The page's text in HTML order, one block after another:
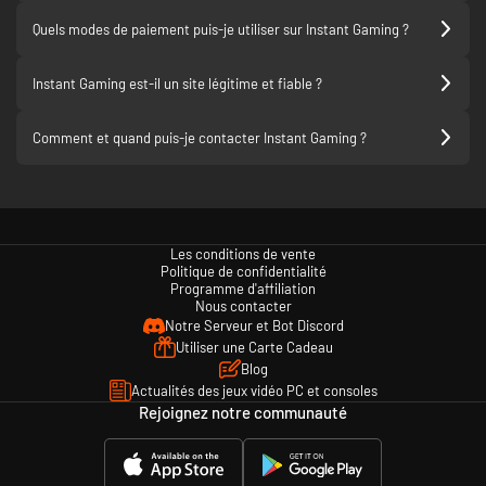
obtenir une plus grosse
pour faire plus de dégâts au
autour de vous qui vous
de nous. On peut aussi utiliser
explosion pour se propulser
direction à très haute vitesse,
a son utilité.
Ah et pour les deux fusils à
propres balles pour les faire
tout droit et les faire exploser.
c'est marrant et très utile.
Quels modes de paiement puis-je utiliser sur Instant Gaming ?
Instant Gaming est-il un site légitime et fiable ?
Comment et quand puis-je contacter Instant Gaming ?
Les conditions de vente
Politique de confidentialité
Programme d'affiliation
Nous contacter
Notre Serveur et Bot Discord
Utiliser une Carte Cadeau
Blog
Actualités des jeux vidéo PC et consoles
Rejoignez notre communauté